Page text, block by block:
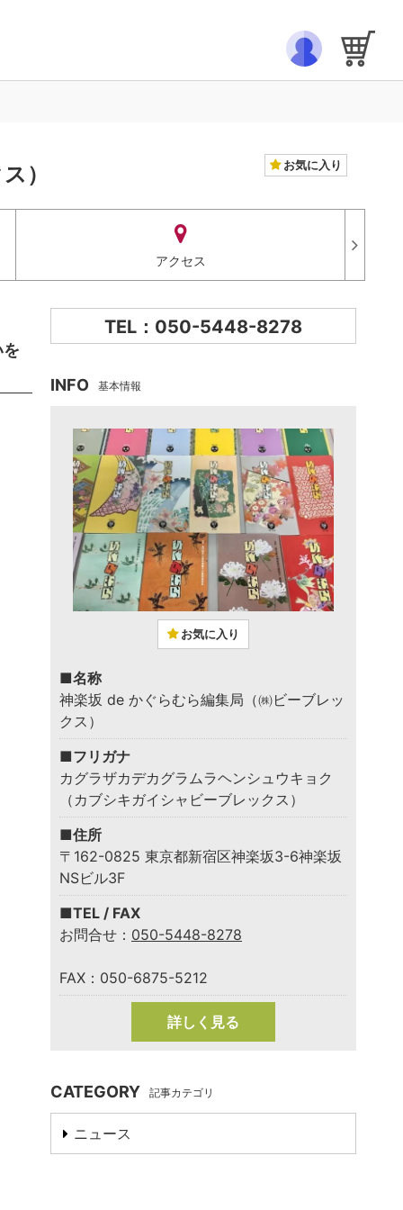
） お気に入り
アクセス
TEL：050-5448-8278
INFO 基本情報
お気に入り
■名称
神楽坂 de かぐらむら編集局（㈱ビーブレッ
クス）
■フリガナ
カグラザカデカグラムラヘンシュウキョク
（カブシキガイシャビーブレックス）
■住所
〒162-0825 東京都新宿区神楽坂3-6神楽坂
NSビル3F
■TEL / FAX
お問合せ： 050-5448-8278
FAX：050-6875-5212
詳しく見る
CATEGORY 記事カテゴリ
ニュース